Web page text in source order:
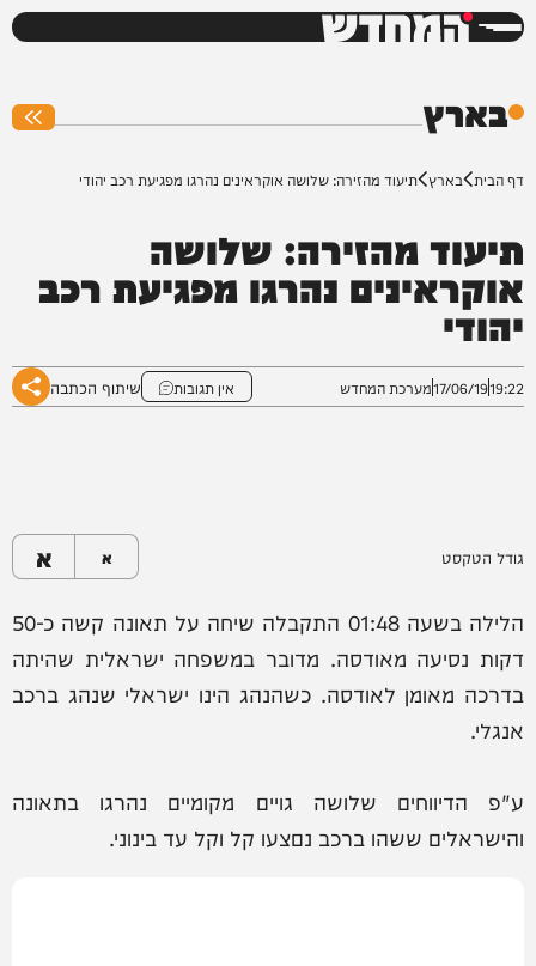
המחדש
בארץ
דף הבית בארץ תיעוד מהזירה: שלושה אוקראינים נהרגו מפגיעת רכב יהודי
תיעוד מהזירה: שלושה
אוקראינים נהרגו מפגיעת רכב
יהודי
19:22
17/06/19מערכת המחדש אין תגובות שיתוף הכתבה
גודל הטקסט א א
הלילה בשעה 01:48 התקבלה שיחה על תאונה קשה כ-50
דקות נסיעה מאודסה. מדובר במשפחה ישראלית שהיתה
בדרכה מאומן לאודסה. כשהנהג הינו ישראלי שנהג ברכב
אנגלי.
ע"פ הדיווחים שלושה גויים מקומיים נהרגו בתאונה
והישראלים ששהו ברכב נםצעו קל וקל עד בינוני.